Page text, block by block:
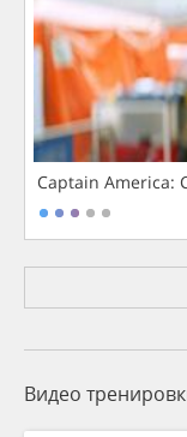
Captain America:
Видео